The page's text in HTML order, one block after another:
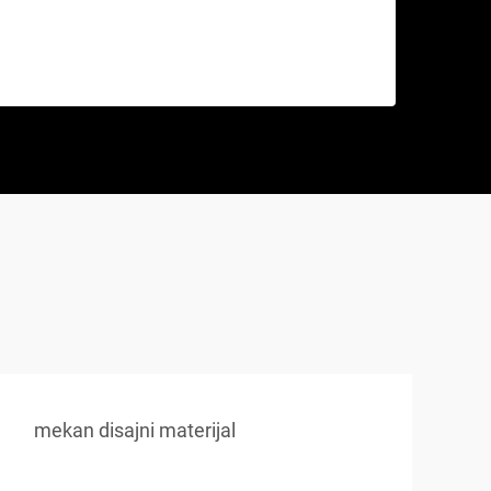
mekan disajni materijal